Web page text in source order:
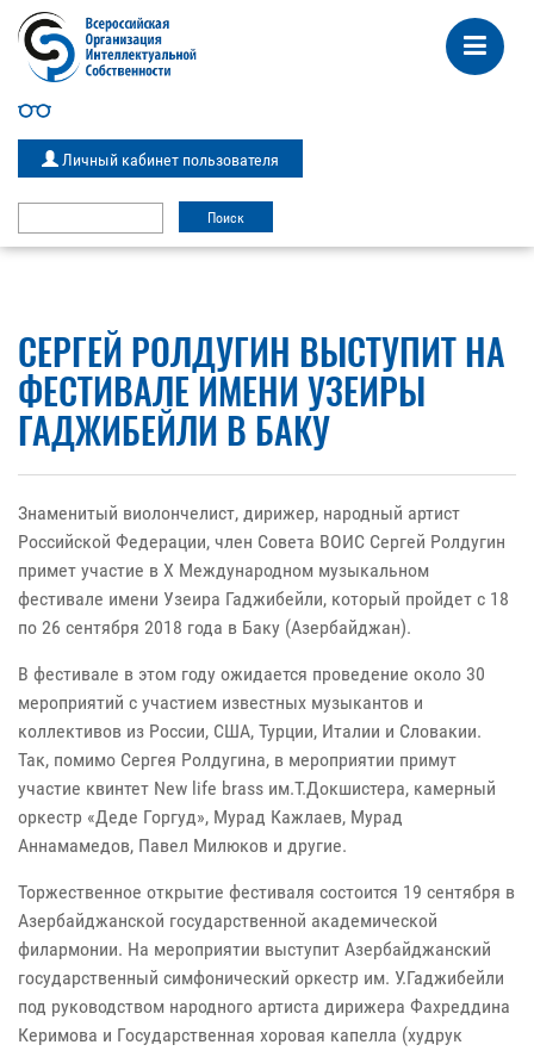
Личный кабинет пользователя
СЕРГЕЙ РОЛДУГИН ВЫСТУПИТ НА
ФЕСТИВАЛЕ ИМЕНИ УЗЕИРЫ
ГАДЖИБЕЙЛИ В БАКУ
Знаменитый виолончелист, дирижер, народный артист
Российской Федерации, член Совета ВОИС Сергей Ролдугин
примет участие в Х Международном музыкальном
фестивале имени Узеира Гаджибейли, который пройдет с 18
по 26 сентября 2018 года в Баку (Азербайджан).
В фестивале в этом году ожидается проведение около 30
мероприятий с участием известных музыкантов и
коллективов из России, США, Турции, Италии и Словакии.
Так, помимо Сергея Ролдугина, в мероприятии примут
участие квинтет New life brass им.Т.Докшистера, камерный
оркестр «Деде Горгуд», Мурад Кажлаев, Мурад
Аннамамедов, Павел Милюков и другие.
Торжественное открытие фестиваля состоится 19 сентября в
Азербайджанской государственной академической
филармонии. На мероприятии выступит Азербайджанский
государственный симфонический оркестр им. У.Гаджибейли
под руководством народного артиста дирижера Фахреддина
Керимова и Государственная хоровая капелла (худрук